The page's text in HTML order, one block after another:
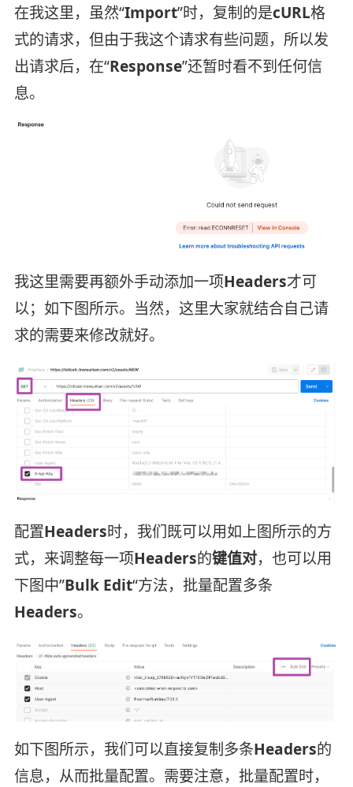
在我这里，虽然“Import”时，复制的是cURL格
式的请求，但由于我这个请求有些问题，所以发
出请求后，在“Response”还暂时看不到任何信
息。
我这里需要再额外手动添加一项Headers才可
以；如下图所示。当然，这里大家就结合自己请
求的需要来修改就好。
配置Headers时，我们既可以用如上图所示的方
式，来调整每一项Headers的键值对，也可以用
下图中”Bulk Edit“方法，批量配置多条
Headers。
如下图所示，我们可以直接复制多条Headers的
信息，从而批量配置。需要注意，批量配置时，